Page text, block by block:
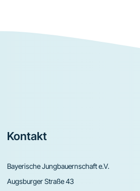
Footer
Kontakt
Bayerische Jungbauernschaft e.V.
Augsburger Straße 43